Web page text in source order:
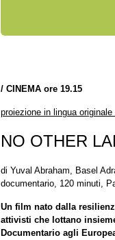
/ CINEMA ore 19.15
proiezione in lingua
NO OTHER
di Yuval Abraham, Basel
documentario, 120 minuti,
Un film nato dalla
attivisti che lottano
Documentario agli